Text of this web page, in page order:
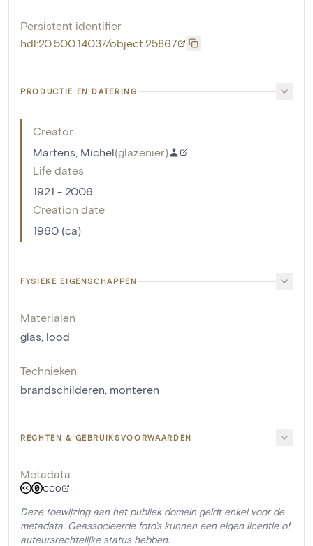
Persistent identifier
hdl:20.500.14037/object.25867
PRODUCTIE EN DATERING
Creator
Martens, Michel(glazenier)
Life dates
1921 - 2006
Creation date
1960 (ca)
FYSIEKE EIGENSCHAPPEN
Materialen
glas, lood
Technieken
brandschilderen, monteren
RECHTEN & GEBRUIKSVOORWAARDEN
Metadata
CC0
Deze toewijzing aan het publiek domein geldt enkel voor de
metadata. Geassocieerde foto's kunnen een eigen licentie of
auteursrechtelijke status hebben.